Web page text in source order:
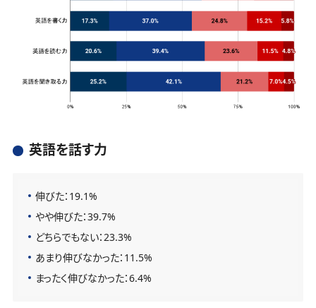
英語を話す力
伸びた：19.1%
やや伸びた：39.7%
どちらでもない：23.3%
あまり伸びなかった：11.5%
まったく伸びなかった：6.4%